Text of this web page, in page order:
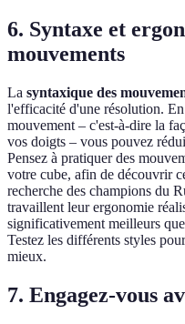
6. Syntaxe et
mouvements
La syntaxique des
l'efficacité d'une résolution.
mouvement – c'est-à-dire la
vos doigts – vous pouvez
Pensez à pratiquer des
votre cube, afin de découvrir
recherche des champions du
travaillent leur ergonomie
significativement meilleurs
Testez les différents styles
mieux.
7. Engagez-vous